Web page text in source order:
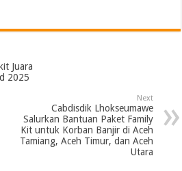
Juara
2025
Next
Cabdisdik Lhokseumawe
Salurkan Bantuan Paket Family
Kit untuk Korban Banjir di Aceh
Tamiang, Aceh Timur, dan Aceh
Utara